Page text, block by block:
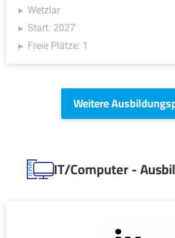
Wetzlar
Start: 2027
Freie Plätze: 1
Weitere
IT/Computer -